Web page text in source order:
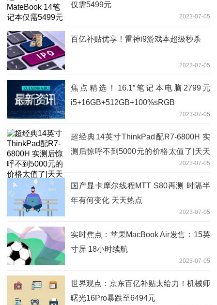
仅需5499元
2023-07-05
百亿补贴优享！雷神i9游戏本超级秒杀
2023-07-05
焦点精选！16.1”笔记本电脑2799元
i5+16GB+512GB+100%sRGB
2023-07-05
超经典14英寸ThinkPad配R7-6800H 实
测后惊呼不到5000元的价格太值了|天天
2023-07-05
国产显卡摩尔线程MTT S80再测 时隔半
年有何变化 天天热点
2023-07-05
实时焦点：苹果MacBook Air发售：15英
寸屏 18小时续航
2023-07-05
世界观点：京东百亿补贴太给力！机械师
曙光16Pro暴跌至6494元